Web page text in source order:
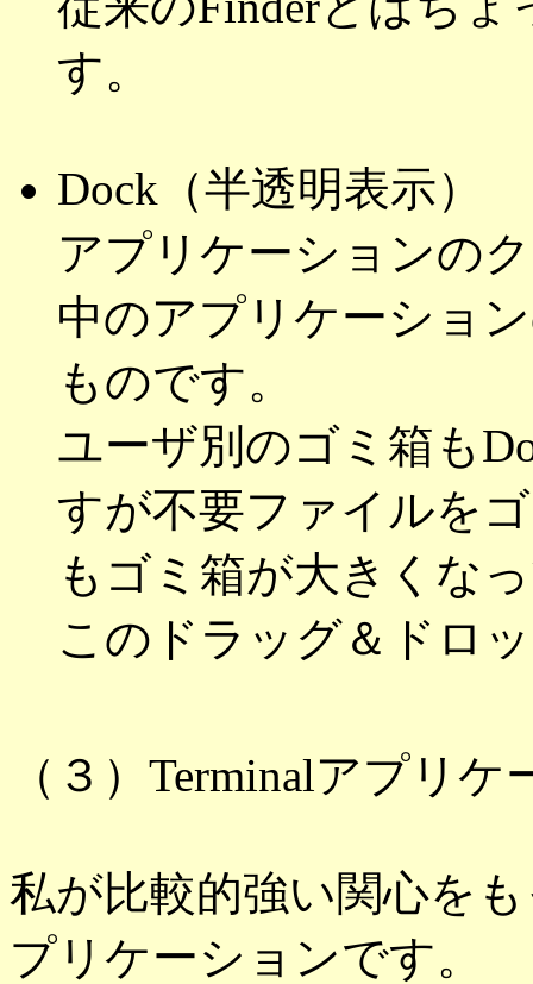
す。
Dock（半透明表示）
アプリケーションの
中のアプリケーショ
ものです。
ユーザ別のゴミ箱も
すが不要ファイルを
もゴミ箱が大きくな
このドラッグ＆ドロ
（３）Terminalアプリケ
私が比較的強い関心を
プリケーションです。